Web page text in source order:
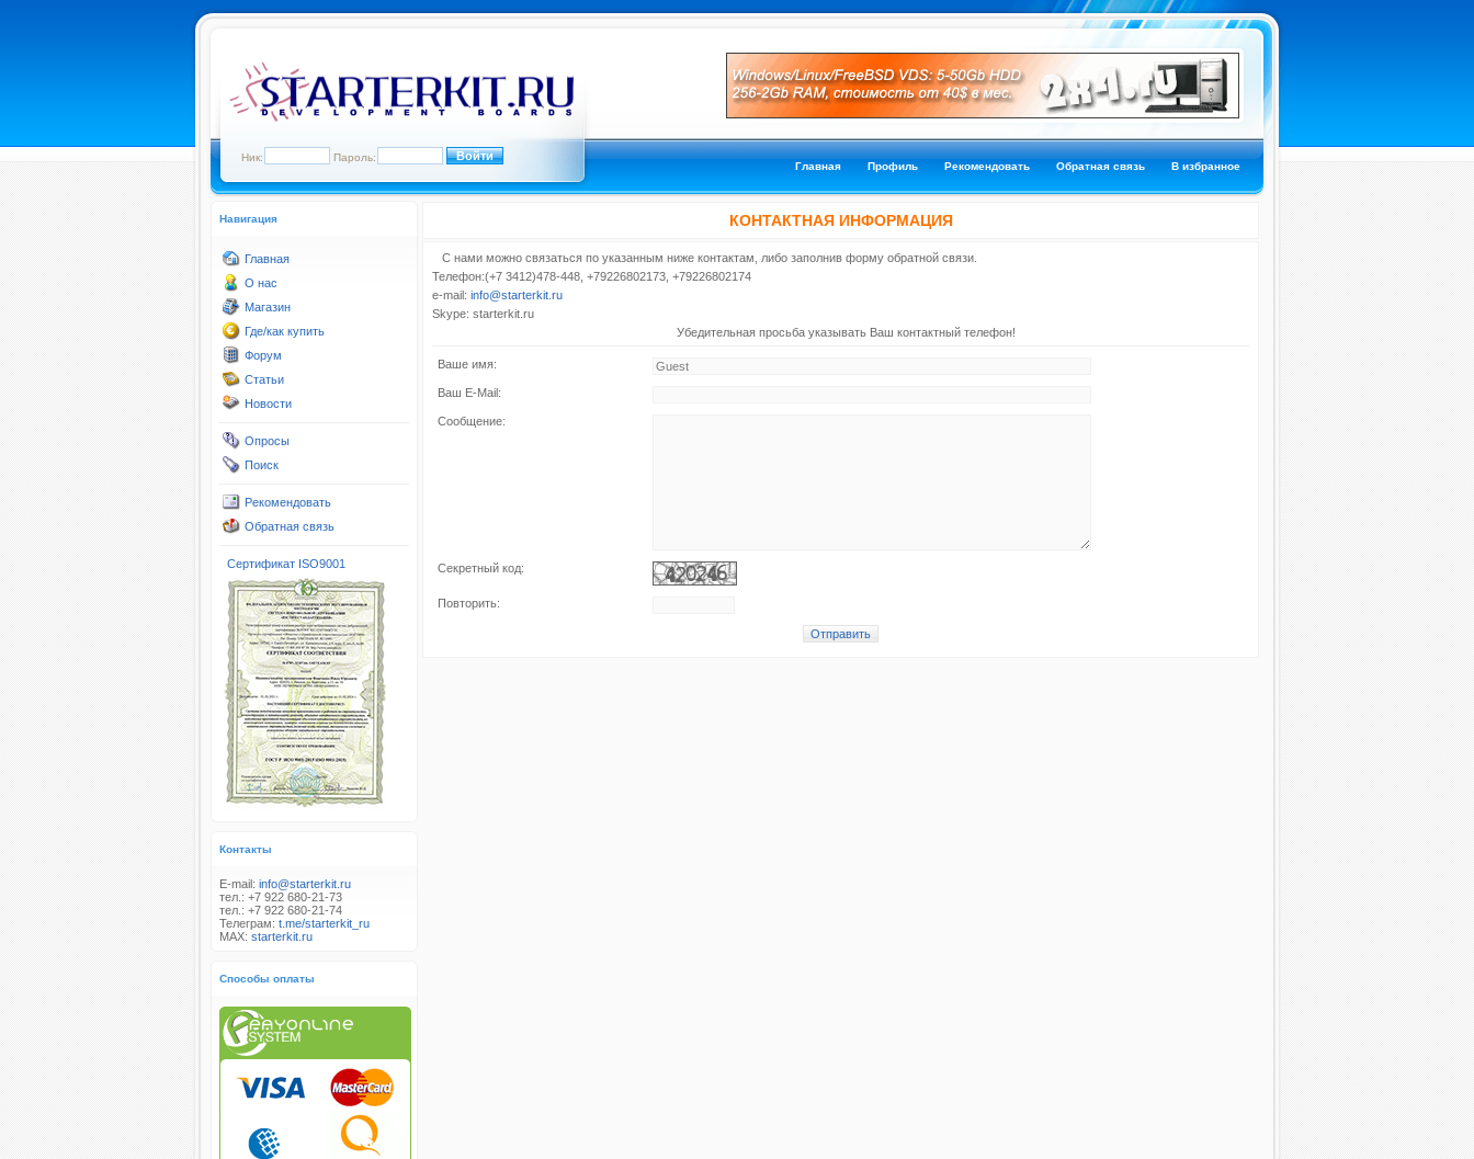
Ник: Пароль:
Главная Профиль Рекомендовать Обратная связь В избранное
Навигация
Главная
О нас
Магазин
Где/как купить
Форум
Статьи
Новости
Опросы
Поиск
Рекомендовать
Обратная связь
Сертификат ISO9001
Контакты
E-mail: info@starterkit.ru
тел.: +7 922 680-21-73
тел.: +7 922 680-21-74
Телеграм: t.me/starterkit_ru
MAX: starterkit.ru
Способы оплаты
КОНТАКТНАЯ ИНФОРМАЦИЯ
С нами можно связаться по указанным ниже контактам, либо заполнив форму обратной связи.
Телефон:(+7 3412)478-448, +79226802173, +79226802174
e-mail: info@starterkit.ru
Skype: starterkit.ru
Убедительная просьба указывать Ваш контактный телефон!
Ваше имя:
Ваш E-Mail:
Сообщение:
Секретный код:
Повторить: